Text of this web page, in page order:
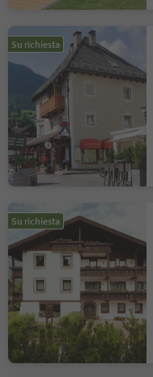
Su richiesta
Su richiesta